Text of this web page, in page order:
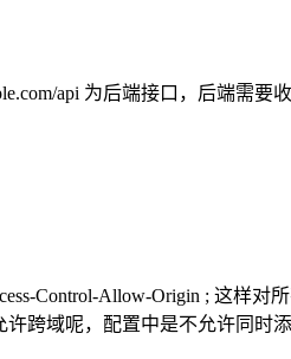
api 为后端接口，后端需
Control-Allow-Origin ; 这样
许跨域呢，配置中是不允许同时